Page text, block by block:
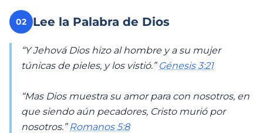
02 Lee la Palabra de Dios
“Y Jehová Dios hizo al hombre y a su mujer
túnicas de pieles, y los vistió.” Génesis 3:21
“Mas Dios muestra su amor para con nosotros, en
que siendo aún pecadores, Cristo murió por
nosotros.” Romanos 5:8